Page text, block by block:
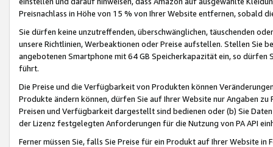
Preisnachlass in Höhe von 15 % von Ihrer Website entfernen, sobald
Sie dürfen keine unzutreffenden, überschwänglichen, täuschenden
unsere Richtlinien, Werbeaktionen oder Preise aufstellen. Stellen Sie
angebotenen Smartphone mit 64 GB Speicherkapazität ein, so dürfen
führt.
Die Preise und die Verfügbarkeit von Produkten können
Produkte ändern können, dürfen Sie auf Ihrer Website nur Angaben
Preisen und Verfügbarkeit dargestellt sind bedienen oder (b) Sie
der Lizenz festgelegten Anforderungen für die Nutzung von PA API
Ferner müssen Sie, falls Sie Preise für ein Produkt auf Ihrer Website